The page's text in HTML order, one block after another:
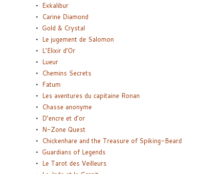
Exkalibur
Carine Diamond
Gold & Crystal
Le jugement de Salomon
L’Elixir d’Or
Lueur
Chemins Secrets
Fatum
Les aventures du capitaine Ronan
Chasse anonyme
D’encre et d’or
N-Zone Quest
Chickenhare and the Treasure of Spiking-Beard
Guardians of Legends
Le Tarot des Veilleurs